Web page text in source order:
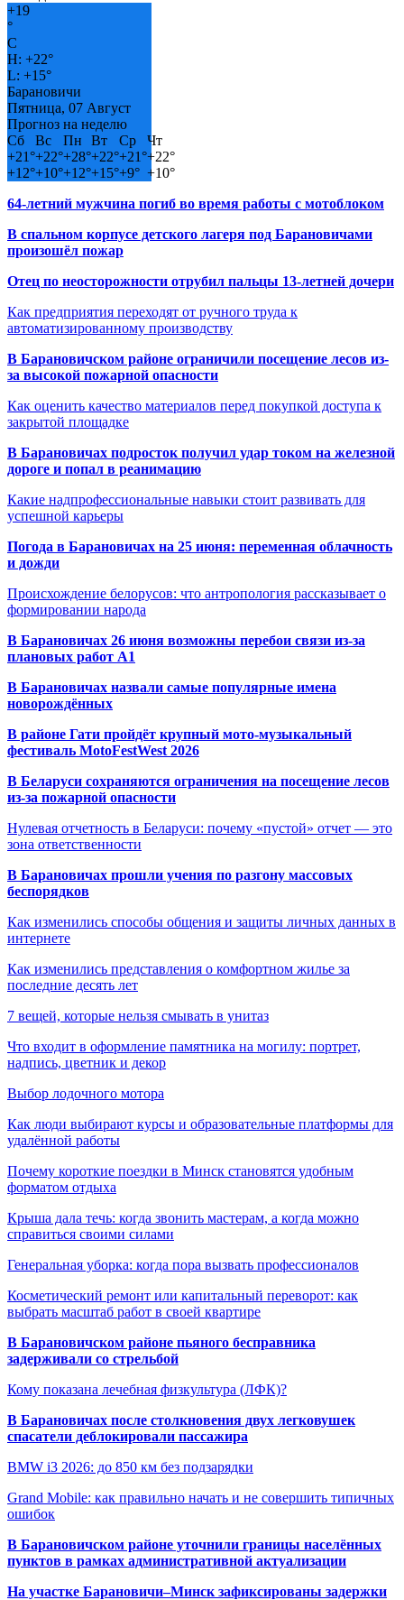
+19
°
C
H: +22°
L: +15°
Барановичи
Пятница, 07 Август
Прогноз на неделю
Сб
Вс Пн Вт Ср
Чт
+21°+22°+28°+22°+21°+22°
+12°+10°+12°+15°+9° +10°
64-летний мужчина погиб во время работы с мотоблоком
В спальном корпусе детского лагеря под Барановичами
произошёл пожар
Отец по неосторожности отрубил пальцы 13-летней дочери
Как предприятия переходят от ручного труда к
автоматизированному производству
В Барановичском районе ограничили посещение лесов из-
за высокой пожарной опасности
Как оценить качество материалов перед покупкой доступа к
закрытой площадке
В Барановичах подросток получил удар током на железной
дороге и попал в реанимацию
Какие надпрофессиональные навыки стоит развивать для
успешной карьеры
Погода в Барановичах на 25 июня: переменная облачность
и дожди
Происхождение белорусов: что антропология рассказывает о
формировании народа
В Барановичах 26 июня возможны перебои связи из-за
плановых работ A1
В Барановичах назвали самые популярные имена
новорождённых
В районе Гати пройдёт крупный мото-музыкальный
фестиваль MotoFestWest 2026
В Беларуси сохраняются ограничения на посещение лесов
из-за пожарной опасности
Нулевая отчетность в Беларуси: почему «пустой» отчет — это
зона ответственности
В Барановичах прошли учения по разгону массовых
беспорядков
Как изменились способы общения и защиты личных данных в
интернете
Как изменились представления о комфортном жилье за
последние десять лет
7 вещей, которые нельзя смывать в унитаз
Что входит в оформление памятника на могилу: портрет,
надпись, цветник и декор
Выбор лодочного мотора
Как люди выбирают курсы и образовательные платформы для
удалённой работы
Почему короткие поездки в Минск становятся удобным
форматом отдыха
Крыша дала течь: когда звонить мастерам, а когда можно
справиться своими силами
Генеральная уборка: когда пора вызвать профессионалов
Косметический ремонт или капитальный переворот: как
выбрать масштаб работ в своей квартире
В Барановичском районе пьяного бесправника
задерживали со стрельбой
Кому показана лечебная физкультура (ЛФК)?
В Барановичах после столкновения двух легковушек
спасатели деблокировали пассажира
BMW i3 2026: до 850 км без подзарядки
Grand Mobile: как правильно начать и не совершить типичных
ошибок
В Барановичском районе уточнили границы населённых
пунктов в рамках административной актуализации
На участке Барановичи–Минск зафиксированы задержки